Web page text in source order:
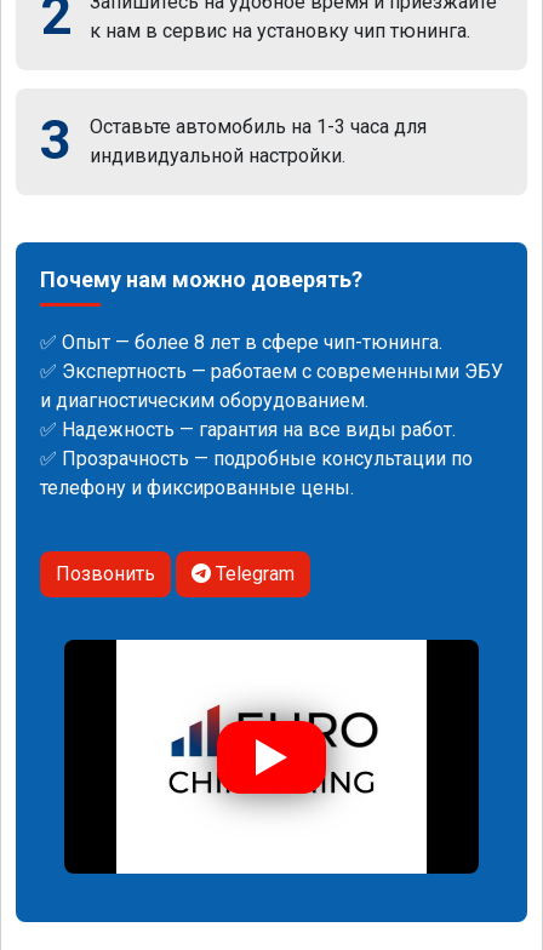
2
к нам в сервис на установку чип тюнинга.
3
Оставьте автомобиль на 1-3 часа для
индивидуальной настройки.
Почему нам можно доверять?
✅ Опыт — более 8 лет в сфере чип-тюнинга.
✅ Экспертность — работаем с современными ЭБУ
и диагностическим оборудованием.
✅ Надежность — гарантия на все виды работ.
✅ Прозрачность — подробные консультации по
телефону и фиксированные цены.
Позвонить Telegram